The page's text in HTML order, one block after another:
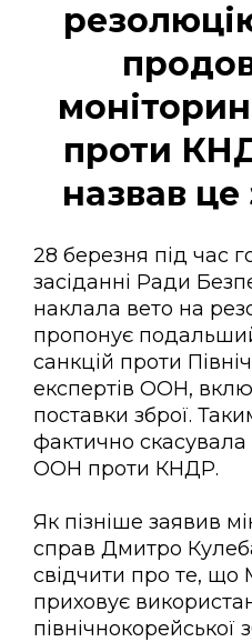
проти
назвав це
28 березня під час
засіданні Ради
наклала вето на
пропонує
санкцій проти
експертів ООН,
поставки зброї.
фактично скасувала
ООН проти КНДР.
Як пізніше заявив
справ Дмитро
свідчити про те, що
приховує
північнокорейської